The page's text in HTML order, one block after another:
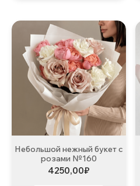
Небольшой нежный букет с
розами №160
4250,00₽